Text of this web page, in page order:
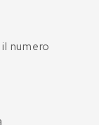
numero